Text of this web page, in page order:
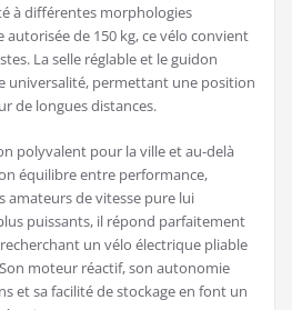
à différentes morphologies
autorisée de 150 kg, ce vélo convient
La selle réglable et le guidon
universalité, permettant une position
de longues distances.
polyvalent pour la ville et au-delà
équilibre entre performance,
amateurs de vitesse pure lui
puissants, il répond parfaitement
un vélo électrique pliable
moteur réactif, son autonomie
et sa facilité de stockage en font un